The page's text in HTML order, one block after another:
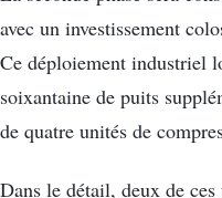
avec un investissement
Ce déploiement industriel
soixantaine de puits
de quatre unités de
Dans le détail, deux de